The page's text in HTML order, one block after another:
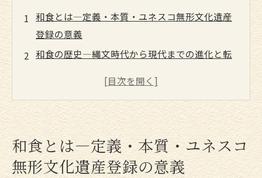
和食とは—定義・本質・ユネスコ無形文化遺産
登録の意義
和食の歴史—縄文時代から現代までの進化と転
和食の栄養学的価値—一汁三菜による完璧な栄
養バランス
和食の種類と特徴—代表的メニューから地方色
まで
埼玉県白岡市の和食について
和食とは—定義・本質・ユネスコ
無形文化遺産登録の意義